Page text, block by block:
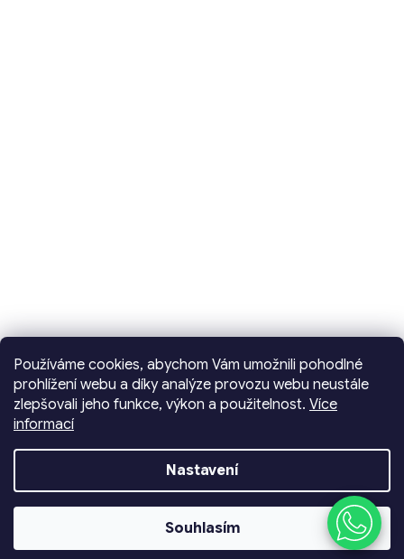
Používáme cookies, abychom Vám umožnili pohodlné
prohlížení webu a díky analýze provozu webu neustále
zlepšovali jeho funkce, výkon a použitelnost. Více
informací
Nastavení
Souhlasím
Vytvořil Shoptet
Copyright 2026Dencop Lighting spol. s r.o..
Všechna práva vyhrazena.